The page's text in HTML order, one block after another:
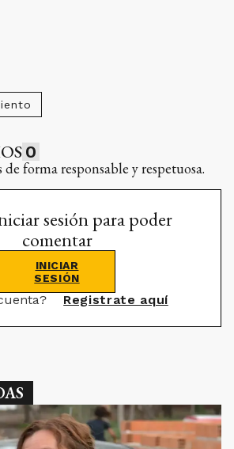
0
forma responsable y respetuosa.
sesión para poder
comentar
INICIAR
SESIÓN
Registrate aquí